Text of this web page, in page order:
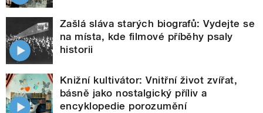
Zašlá sláva starých biografů: Vydejte se
na místa, kde filmové příběhy psaly
historii
Knižní kultivátor: Vnitřní život zvířat,
básně jako nostalgický příliv a
encyklopedie porozumění